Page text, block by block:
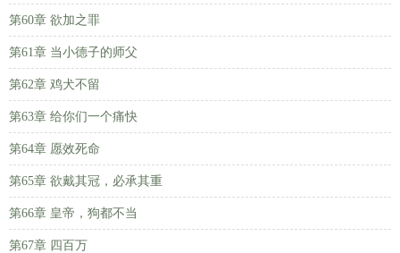
第60章 欲加之罪
第61章 当小德子的师父
第62章 鸡犬不留
第63章 给你们一个痛快
第64章 愿效死命
第65章 欲戴其冠，必承其重
第66章 皇帝，狗都不当
第67章 四百万